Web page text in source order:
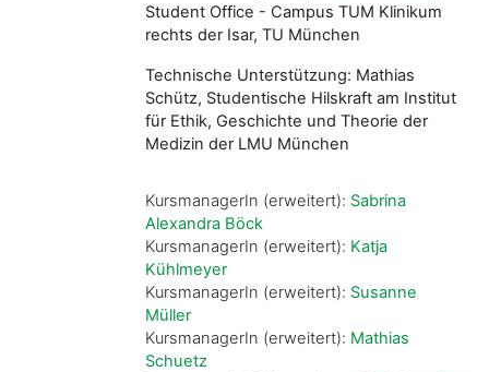
Student Office - Campus TUM Klinikum
rechts der Isar, TU München
Technische Unterstützung: Mathias
Schütz, Studentische Hilskraft am Institut
für Ethik, Geschichte und Theorie der
Medizin der LMU München
KursmanagerIn (erweitert): Sabrina
Alexandra Böck
KursmanagerIn (erweitert): Katja
Kühlmeyer
KursmanagerIn (erweitert): Susanne
Müller
KursmanagerIn (erweitert): Mathias
Schuetz